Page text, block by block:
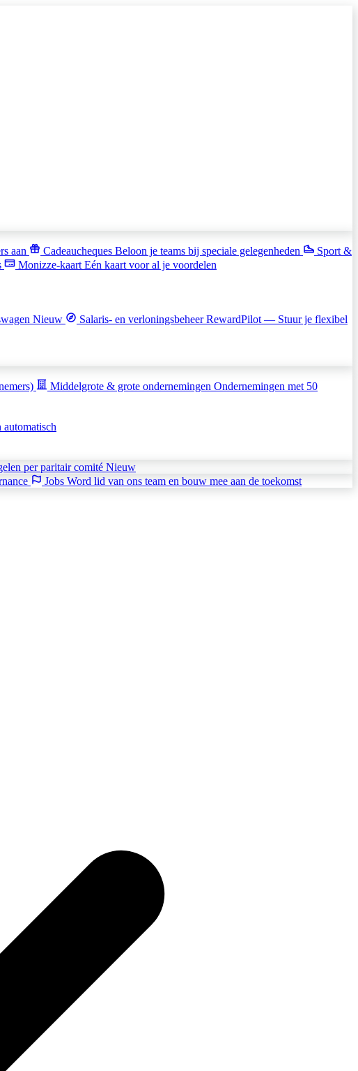
aan Cadeaucheques Beloon je teams bij speciale gelegenheden
Sport &
Monizze-kaart Eén kaart voor al je voordelen
Nieuw Salaris- en verloningsbeheerRewardPilot — Stuur je flexibel
Middelgrote & grote ondernemingen Ondernemingen met 50
per paritair comité Nieuw
Jobs Word lid van ons team en bouw mee aan de toekomst